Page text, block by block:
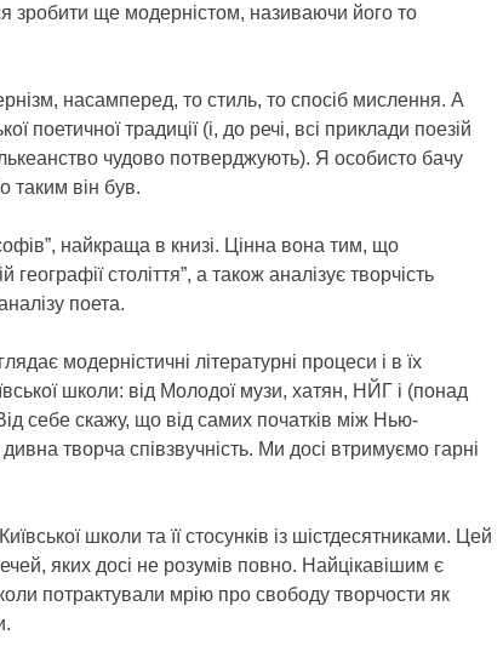
зробити ще модерністом, називаючи його то
насамперед, то стиль, то спосіб мислення. А
поетичної традиції (і, до речі, всі приклади поезій
чудово потверджують). Я особисто бачу
таким він був.
найкраща в книзі. Цінна вона тим, що
століття”, а також аналізує творчість
поета.
модерністичні літературні процеси і в їх
школи: від Молодої музи, хатян, НЙГ і (понад
себе скажу, що від самих початків між Нью-
творча співзвучність. Ми досі втримуємо гарні
школи та її стосунків із шістдесятниками. Цей
яких досі не розумів повно. Найцікавішим є
потрактували мрію про свободу творчости як